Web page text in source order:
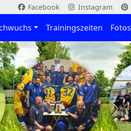
Facebook Instagram
Trainingszeiten Fotos